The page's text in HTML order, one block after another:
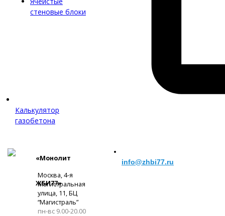
стеновые блоки
Калькулятор
газобетона
«Монолит
ЖБИ77»
Москва, 4-я
Магистральная
улица, 11, ​БЦ
“Магистраль”
пн-вс 9.00-20.00
info@zhbi77.ru